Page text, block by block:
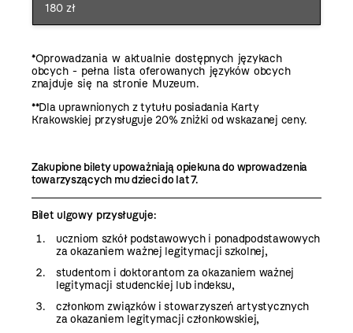
180 zł
*Oprowadzania w aktualnie dostępnych językach
obcych - pełna lista oferowanych języków obcych
znajduje się na stronie Muzeum.
**Dla uprawnionych z tytułu posiadania Karty
Krakowskiej przysługuje 20% zniżki od wskazanej ceny.
Zakupione bilety upoważniają opiekuna do wprowadzenia
towarzyszących mu dzieci do lat 7.
Bilet ulgowy przysługuje:
uczniom szkół podstawowych i ponadpodstawowych
za okazaniem ważnej legitymacji szkolnej,
studentom i doktorantom za okazaniem ważnej
legitymacji studenckiej lub indeksu,
członkom związków i stowarzyszeń artystycznych
za okazaniem legitymacji członkowskiej,